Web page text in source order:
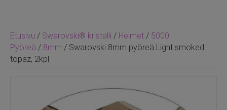
Etusivu / Swarovski® kristalli / Helmet / 5000
Pyöreä / 8mm / Swarovski 8mm pyöreä Light smoked
topaz, 2kpl